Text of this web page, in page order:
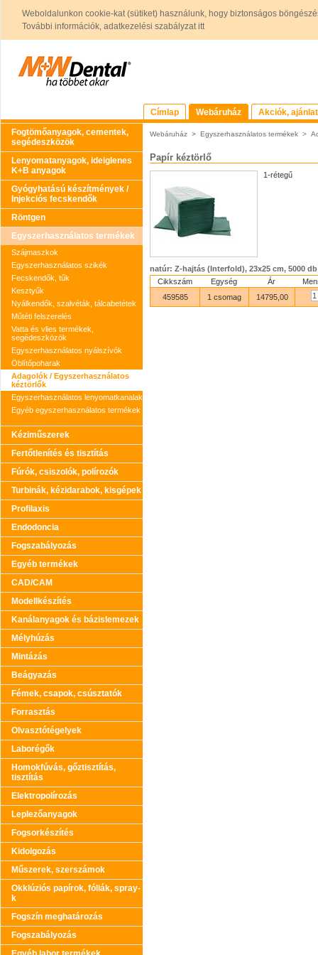
Weboldalunkon cookie-kat (sütiket) használunk, hogy biztonságos
További információk, adatkezelési szabályzat itt
Címlap Webáruház
Akciók,
Fogtömőanyagok, cementek,
segédeszközök
Lenyomatanyagok, ideiglenes
K+B anyagok
Gyógyhatású készítmények /
Injekciós fecskendők
Röntgen
Egyszerhasználatos termékek
Szájmaszkok
Egyszerhasználatos szikék
Fecskendők, tűk
Kesztyűk
Nyálkendők, szalvéták, tálcabetétek
Műtéti felszerelés
Vatta és vlies termékek,
segédeszközök
Egyszerhasználatos nyálszívók
Öblítőpoharak
Adagolók / Egyszerhasználatos
kéztörlők
Egyszerhasználatos lenyomatkanalak
Egyéb egyszerhasználatos termékek
Kéziműszerek
Fertőtlenítés és tisztítás
Fúrók, csiszolók, polírozók
Turbinák, kézidarabok, kisgépek
Profilaxis
Endodoncia
Fogszabályozás
Egyéb termékek
CAD/CAM
Modellkészítés
Kanálanyagok és bázislemezek
Mélyhúzás
Mintázás
Beágyazás
Fémek, csapok, csúsztatók
Forrasztás
Olvasztótégelyek
Laborégők
Homokfúvás, gőztisztítás,
tisztítás
Elektropolírozás
Leplezőanyagok
Fogsorkészítés
Kidolgozás
Műszerek, szerszámok
Okklúziós papírok, fóliák, spray-
k
Fogszín meghatározás
Fogszabályozás
Webáruház > Egyszerhasználatos termékek >
Papír kéztörlő
1-rétegű
natúr: Z-hajtás (Interfold), 23x25 cm, 5000
Cikkszám
Egység Ár
459585
1 csomag 14795,00